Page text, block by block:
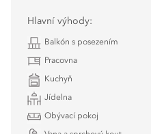
Hlavní výhody:
Balkón s posezením
Pracovna
Kuchyň
Jídelna
Obývací pokoj